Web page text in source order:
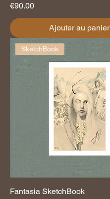
Prix
€90.00
Ajouter au panier
SketchBook
Fantasia SketchBook